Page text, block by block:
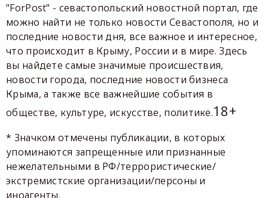
"ForPost" - севастопольский новостной портал, где
можно найти не только новости Севастополя, но и
последние новости дня, все важное и интересное,
что происходит в Крыму, России и в мире. Здесь
вы найдете самые значимые происшествия,
новости города, последние новости бизнеса
Крыма, а также все важнейшие события в
обществе, культуре, искусстве, политике.18+
* Значком отмечены публикации, в которых
упоминаются запрещенные или признанные
нежелательными в РФ/террористические/
экстремистские организации/персоны и
иноагенты.